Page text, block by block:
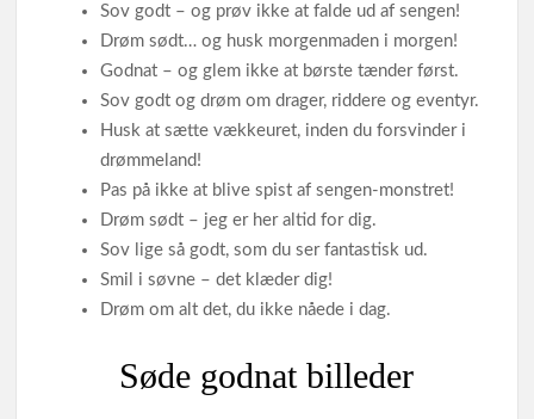
Sov godt – og prøv ikke at falde ud af sengen!
Drøm sødt… og husk morgenmaden i morgen!
Godnat – og glem ikke at børste tænder først.
Sov godt og drøm om drager, riddere og eventyr.
Husk at sætte vækkeuret, inden du forsvinder i
drømmeland!
Pas på ikke at blive spist af sengen‑monstret!
Drøm sødt – jeg er her altid for dig.
Sov lige så godt, som du ser fantastisk ud.
Smil i søvne – det klæder dig!
Drøm om alt det, du ikke nåede i dag.
Søde godnat billeder